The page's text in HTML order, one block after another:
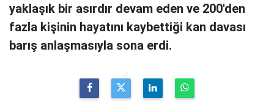
yaklaşık bir asırdır devam eden ve 200'den
fazla kişinin hayatını kaybettiği kan davası
barış anlaşmasıyla sona erdi.